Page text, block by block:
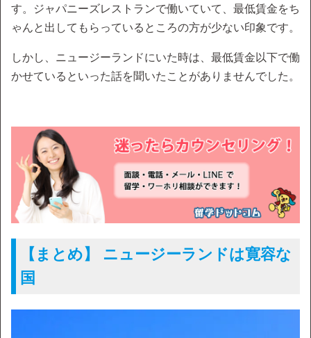
す。ジャパニーズレストランで働いていて、最低賃金をち
ゃんと出してもらっているところの方が少ない印象です。
しかし、ニュージーランドにいた時は、最低賃金以下で働
かせているといった話を聞いたことがありませんでした。
【まとめ】 ニュージーランドは寛容な
国